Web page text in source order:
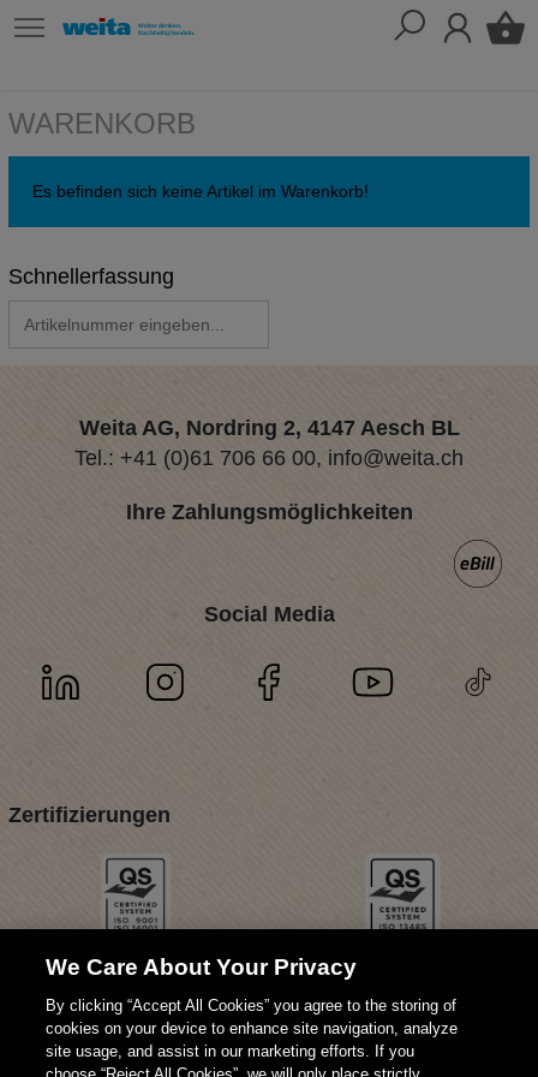
WARENKORB
Es befinden sich keine Artikel im Warenkorb!
Schnellerfassung
Weita AG, Nordring 2, 4147 Aesch BL
Tel.: +41 (0)61 706 66 00, info@weita.ch
Ihre Zahlungsmöglichkeiten
Social Media
Zertifizierungen
We Care About Your Privacy
By clicking “Accept All Cookies” you agree to the storing of
cookies on your device to enhance site navigation, analyze
site usage, and assist in our marketing efforts. If you